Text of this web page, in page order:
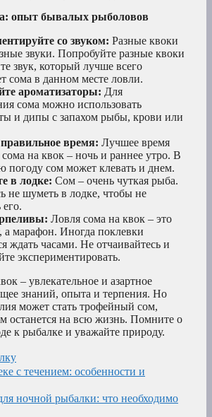
опыт бывалых рыболовов
со звуком: Разные квоки
звуки. Попробуйте разные квоки
звук, который лучше всего
сома в данном месте ловли.
ароматизаторы: Для
сома можно использовать
и дипы с запахом рыбы, крови или
время: Лучшее время
на квок – ночь и раннее утро. В
погоду сом может клевать и днем.
в лодке: Сом – очень чуткая рыба.
не шуметь в лодке, чтобы не
его.
Ловля сома на квок – это
а марафон. Иногда поклевки
ждать часами. Не отчаивайтесь и
экспериментировать.
– увлекательное и азартное
знаний, опыта и терпения. Но
может стать трофейный сом,
останется на всю жизнь. Помните о
к рыбалке и уважайте природу.
с течением: особенности и
ночной рыбалки: что необходимо